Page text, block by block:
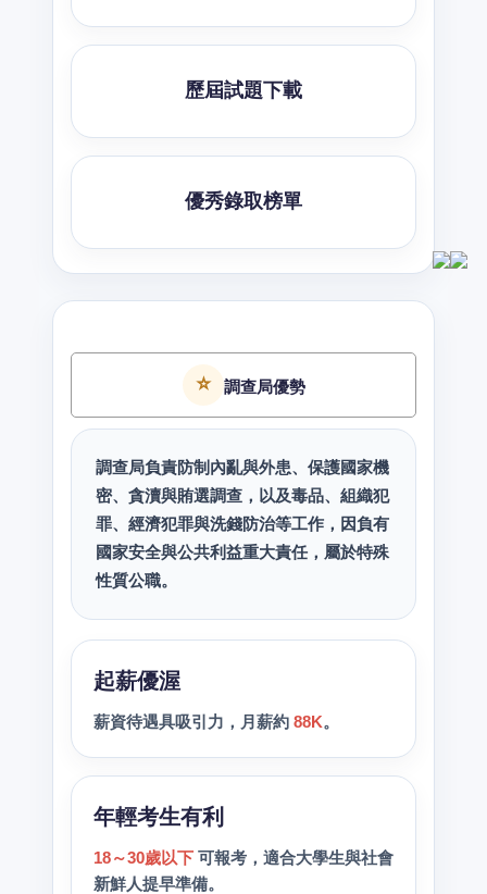
歷屆試題下載
優秀錄取榜單
⭐ 調查局優勢
調查局負責防制內亂與外患、保護國家機
密、貪瀆與賄選調查，以及毒品、組織犯
罪、經濟犯罪與洗錢防治等工作，因負有
國家安全與公共利益重大責任，屬於特殊
性質公職。
起薪優渥
薪資待遇具吸引力，月薪約 88K。
年輕考生有利
18～30歲以下可報考，適合大學生與社會
新鮮人提早準備。